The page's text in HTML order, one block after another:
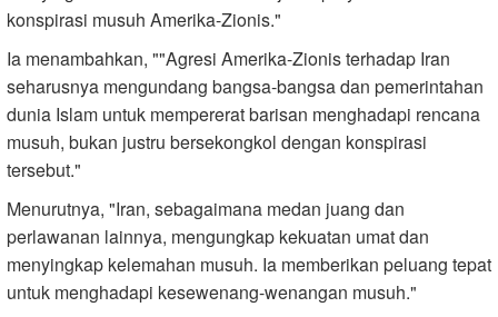
konspirasi musuh Amerika-Zionis."
Ia menambahkan, ""Agresi Amerika-Zionis terhadap Iran
seharusnya mengundang bangsa-bangsa dan pemerintahan
dunia Islam untuk mempererat barisan menghadapi rencana
musuh, bukan justru bersekongkol dengan konspirasi
tersebut."
Menurutnya, "Iran, sebagaimana medan juang dan
perlawanan lainnya, mengungkap kekuatan umat dan
menyingkap kelemahan musuh. Ia memberikan peluang tepat
untuk menghadapi kesewenang-wenangan musuh."